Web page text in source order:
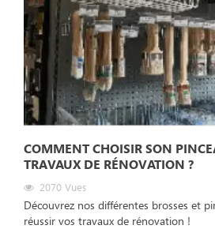
COMMENT CHOISIR SON
TRAVAUX DE RÉNOVATION ?
2070 Vues
Découvrez nos différentes brosses et
réussir vos travaux de rénovation !